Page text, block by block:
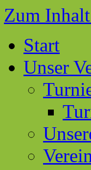
Zum
Start
Unser